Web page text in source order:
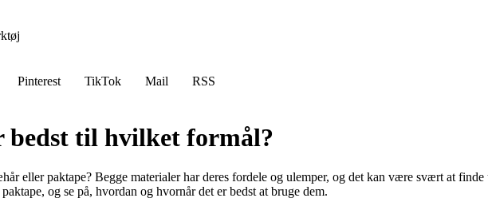
Pinterest TikTok Mail
RSS
bedst til hvilket formål?
eller paktape? Begge materialer har deres fordele og ulemper, og det kan være svært at
og se på, hvordan og hvornår det er bedst at bruge dem.